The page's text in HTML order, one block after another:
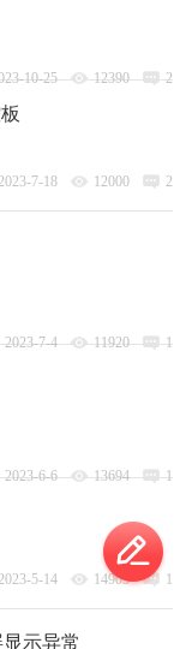
10-25 12390 2
7-18 12000 2
2023-7-4 11920 1
2023-6-6 13694 1
5-14 14905 1
示异常